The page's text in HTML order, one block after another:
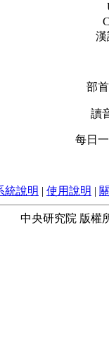
漢
部
讀
每日
統說明 | 使用說明 |
中央研究院 版權